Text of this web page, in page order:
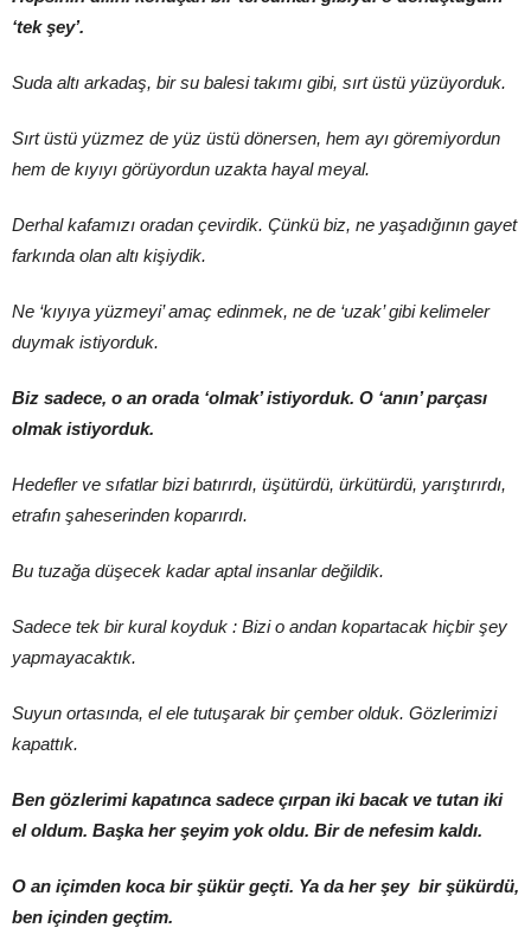
‘tek şey’.
Suda altı arkadaş, bir su balesi takımı gibi, sırt üstü yüzüyorduk.
Sırt üstü yüzmez de yüz üstü dönersen, hem ayı göremiyordun
hem de kıyıyı görüyordun uzakta hayal meyal.
Derhal kafamızı oradan çevirdik. Çünkü biz, ne yaşadığının gayet
farkında olan altı kişiydik.
Ne ‘kıyıya yüzmeyi’ amaç edinmek, ne de ‘uzak’ gibi kelimeler
duymak istiyorduk.
Biz sadece, o an orada ‘olmak’ istiyorduk. O ‘anın’ parçası
olmak istiyorduk.
Hedefler ve sıfatlar bizi batırırdı, üşütürdü, ürkütürdü, yarıştırırdı,
etrafın şaheserinden koparırdı.
Bu tuzağa düşecek kadar aptal insanlar değildik.
Sadece tek bir kural koyduk : Bizi o andan kopartacak hiçbir şey
yapmayacaktık.
Suyun ortasında, el ele tutuşarak bir çember olduk. Gözlerimizi
kapattık.
Ben gözlerimi kapatınca sadece çırpan iki bacak ve tutan iki
el oldum. Başka her şeyim yok oldu. Bir de nefesim kaldı.
O an içimden koca bir şükür geçti. Ya da her şey bir şükürdü,
ben içinden geçtim.